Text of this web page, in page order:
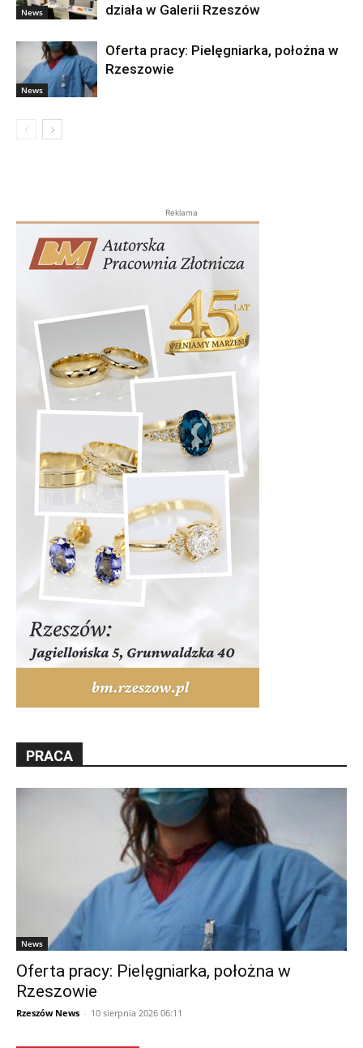
News
działa w Galerii Rzeszów
News
Oferta pracy: Pielęgniarka, położna w
Rzeszowie
Reklama
PRACA
News
Oferta pracy: Pielęgniarka, położna w
Rzeszowie
Rzeszów News - 10 sierpnia 2026 06:11